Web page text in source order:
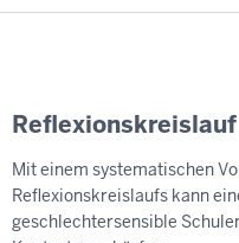
Reflexionskreislauf
Mit einem systematischen
Reflexionskreislaufs kann
geschlechtersensible